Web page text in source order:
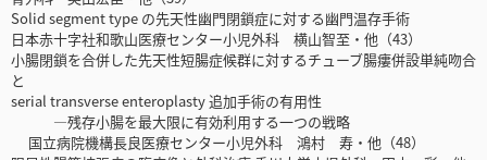
Solid segment type の先天性幽門閉鎖症に対する幽門温存手術
日本赤十字社和歌山医療センター小児外科 横山智至・他（43）
小腸閉鎖を合併した先天性短腸症候群に対するチューブ腸瘻併設単純吻合
と
serial transverse enteroplasty 追加手術の有用性
―残存小腸を最大限に有効利用する一つの戦略
国立病院機構長良医療センター小児外科 鴻村 寿・他（48）